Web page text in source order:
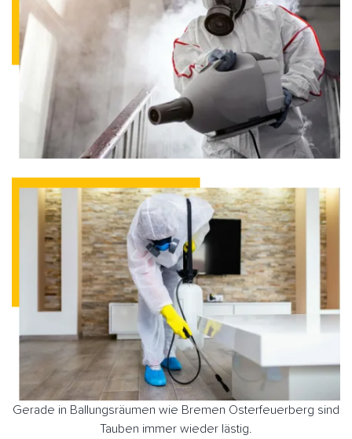
Gerade in Ballungsräumen wie Bremen Osterfeuerberg sind
Tauben immer wieder lästig.